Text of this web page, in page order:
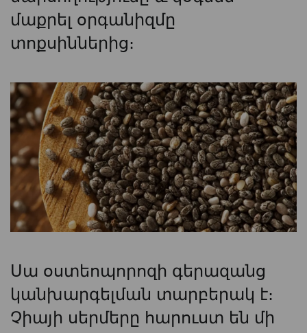
մաքրել օրգանիզմը
տոքսիններից։
Սա օստեոպորոզի գերազանց
կանխարգելման տարբերակ է։
Չիայի սերմերը հարուստ են մի